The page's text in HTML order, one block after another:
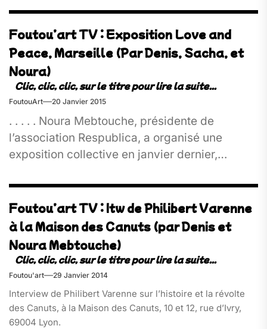
d'existence(RIE) Réalisation/ montage : Denis
Cayes
Foutou’art TV : Exposition Love and
Peace, Marseille (Par Denis, Sacha, et
Noura)
FoutouArt 20 Janvier 2015
. . . . . Noura Mebtouche, présidente de
l’association Respublica, a organisé une
exposition collective en janvier dernier,
Foutou’art TV : Itw de Philibert Varenne
à la Maison des Canuts (par Denis et
Noura Mebtouche)
Foutou'art 29 Janvier 2014
Interview de Philibert Varenne sur l’histoire et la révolte
des Canuts, à la Maison des Canuts, 10 et 12, rue d’Ivry,
69004 Lyon.